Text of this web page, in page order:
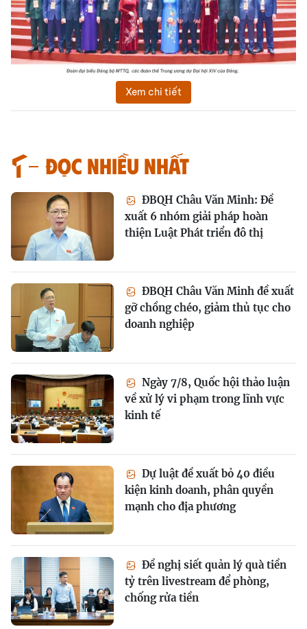
Xem chi tiết
Đọc nhiều nhất
ĐBQH Châu Văn Minh: Đề
xuất 6 nhóm giải pháp hoàn
thiện Luật Phát triển đô thị
ĐBQH Châu Văn Minh đề xuất
gỡ chồng chéo, giảm thủ tục cho
doanh nghiệp
Ngày 7/8, Quốc hội thảo luận
về xử lý vi phạm trong lĩnh vực
kinh tế
Dự luật đề xuất bỏ 40 điều
kiện kinh doanh, phân quyền
mạnh cho địa phương
Đề nghị siết quản lý quà tiền
tỷ trên livestream để phòng,
chống rửa tiền